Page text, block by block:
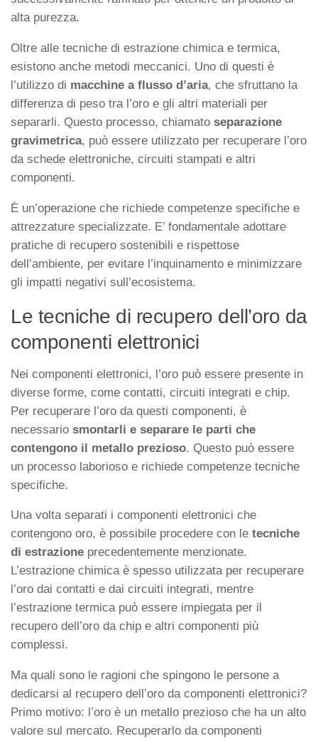
alta purezza.
Oltre alle tecniche di estrazione chimica e termica,
esistono anche metodi meccanici. Uno di questi è
l’utilizzo di macchine a flusso d’aria, che sfruttano la
differenza di peso tra l’oro e gli altri materiali per
separarli. Questo processo, chiamato separazione
gravimetrica, può essere utilizzato per recuperare l’oro
da schede elettroniche, circuiti stampati e altri
componenti.
È un’operazione che richiede competenze specifiche e
attrezzature specializzate. E’ fondamentale adottare
pratiche di recupero sostenibili e rispettose
dell’ambiente, per evitare l’inquinamento e minimizzare
gli impatti negativi sull’ecosistema.
Le tecniche di recupero dell’oro da
componenti elettronici
Nei componenti elettronici, l’oro può essere presente in
diverse forme, come contatti, circuiti integrati e chip.
Per recuperare l’oro da questi componenti, è
necessario smontarli e separare le parti che
contengono il metallo prezioso. Questo può essere
un processo laborioso e richiede competenze tecniche
specifiche.
Una volta separati i componenti elettronici che
contengono oro, è possibile procedere con le tecniche
di estrazione precedentemente menzionate.
L’estrazione chimica è spesso utilizzata per recuperare
l’oro dai contatti e dai circuiti integrati, mentre
l’estrazione termica può essere impiegata per il
recupero dell’oro da chip e altri componenti più
complessi.
Ma quali sono le ragioni che spingono le persone a
dedicarsi al recupero dell’oro da componenti elettronici?
Primo motivo: l’oro è un metallo prezioso che ha un alto
valore sul mercato. Recuperarlo da componenti